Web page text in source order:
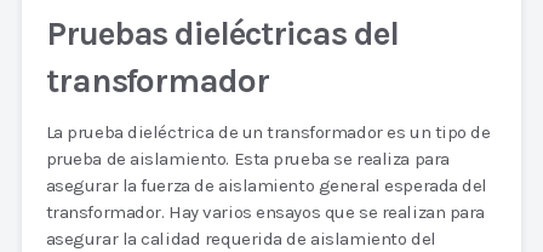
Pruebas dieléctricas del
transformador
La prueba dieléctrica de un transformador es un tipo de
prueba de aislamiento. Esta prueba se realiza para
asegurar la fuerza de aislamiento general esperada del
transformador. Hay varios ensayos que se realizan para
asegurar la calidad requerida de aislamiento del